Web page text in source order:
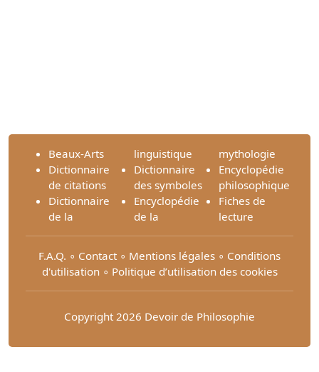
Beaux-Arts
Dictionnaire
de citations
Dictionnaire
de la
linguistique
Dictionnaire
des symboles
Encyclopédie
de la
mythologie
Encyclopédie
philosophique
Fiches de
lecture
F.A.Q. ∘ Contact ∘ Mentions légales ∘ Conditions
d'utilisation∘ Politique d’utilisation des cookies
Copyright 2026 Devoir de Philosophie